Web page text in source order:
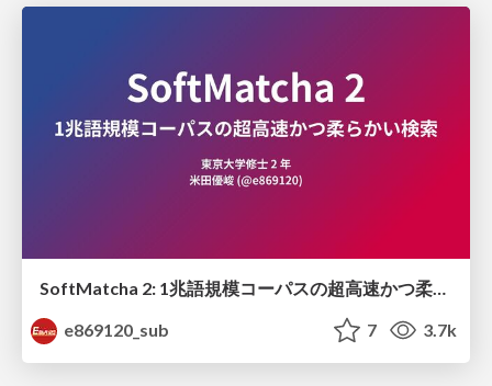
SoftMatcha 2: 1兆語規模コーパスの超高速かつ柔らかい検索
e869120_sub
7 3.7k